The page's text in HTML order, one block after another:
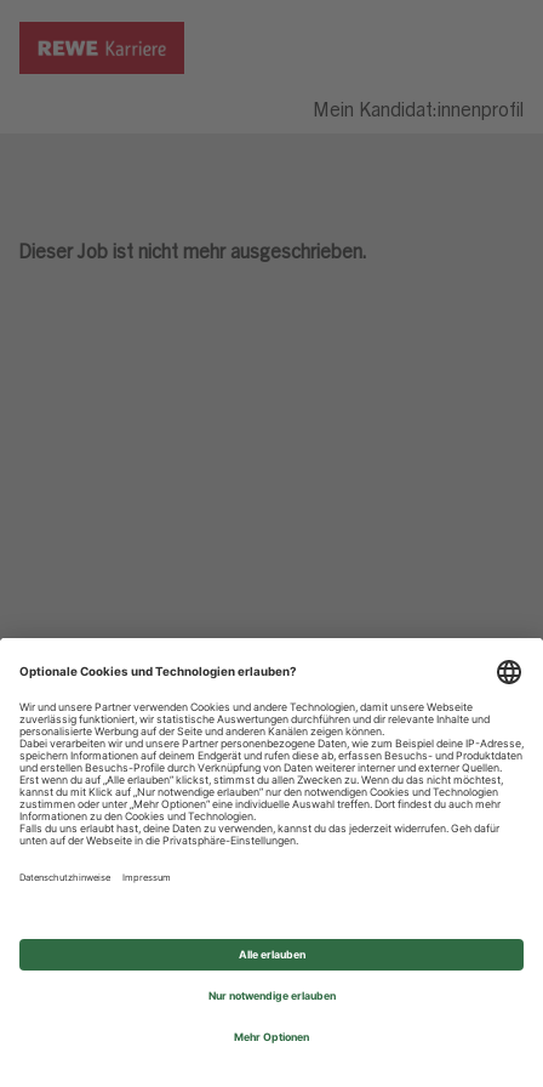
Mein Kandidat:innenprofil
Dieser Job ist nicht mehr ausgeschrieben.
Datenschutzhinweise
Impressum
Privatsphäre-Einstellungen
© 2026 REWE Group - All rights reserved